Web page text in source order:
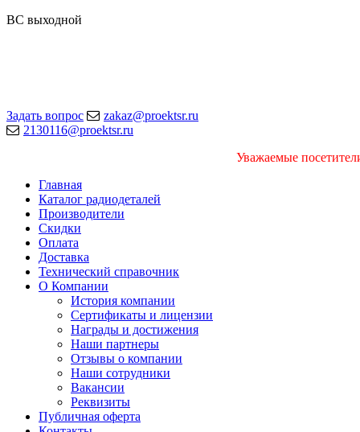
ВС выходной
Задать вопрос
zakaz@proektsr.ru
2130116@proektsr.ru
Уважаемые
Главная
Каталог радиодеталей
Производители
Скидки
Оплата
Доставка
Технический справочник
О Компании
История компании
Сертификаты и лицензии
Награды и достижения
Наши партнеры
Отзывы о компании
Наши сотрудники
Вакансии
Реквизиты
Публичная оферта